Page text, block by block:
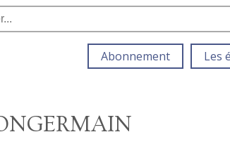
Abonnement Les